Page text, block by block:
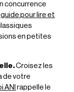
concurrence
pour lire et
en petites
Croisez les
de votre
ANI rappelle le